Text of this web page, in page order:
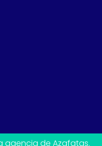
agencia de Azafatas.